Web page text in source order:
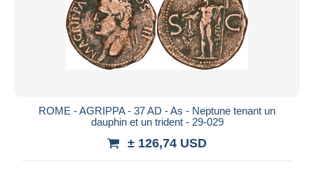
ROME - AGRIPPA - 37 AD - As - Neptune tenant un
dauphin et un trident - 29-029
± 126,74 USD